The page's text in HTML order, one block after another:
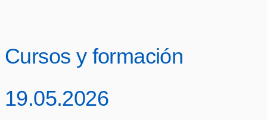
Cursos y formación
19.05.2026